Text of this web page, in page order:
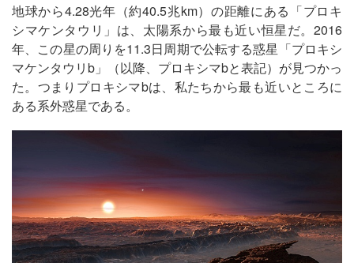
地球から4.28光年（約40.5兆km）の距離にある「プロキ
シマケンタウリ」は、太陽系から最も近い恒星だ。2016
年、この星の周りを11.3日周期で公転する惑星「プロキシ
マケンタウリb」（以降、プロキシマbと表記）が見つかっ
た。つまりプロキシマbは、私たちから最も近いところに
ある系外惑星である。